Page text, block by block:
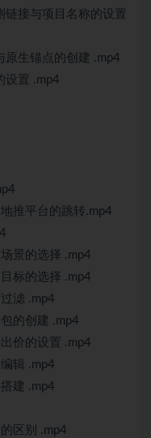
链接与项目名称的设置
原生锚点的创建 .mp4
设置 .mp4
推平台的跳转.mp4
景的选择 .mp4
标的选择 .mp4
滤 .mp4
的创建 .mp4
价的设置 .mp4
辑 .mp4
建 .mp4
区别 .mp4